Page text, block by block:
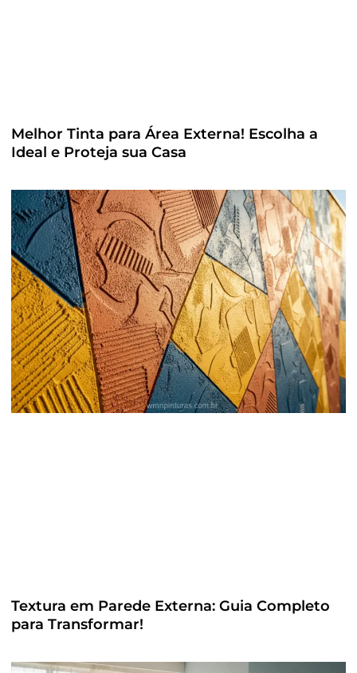
Melhor Tinta para Área Externa! Escolha a
Ideal e Proteja sua Casa
Textura em Parede Externa: Guia Completo
para Transformar!